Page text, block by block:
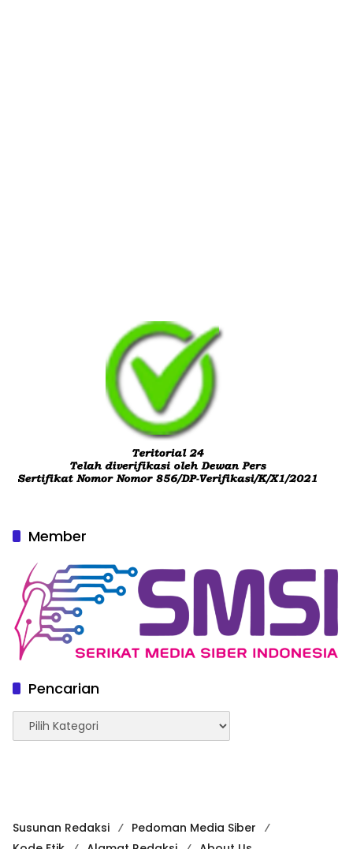
Member
Pencarian
Pencarian
Susunan Redaksi
Pedoman Media Siber